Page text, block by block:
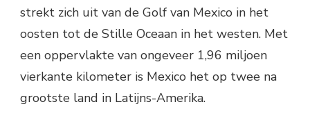
strekt zich uit van de Golf van Mexico in het
oosten tot de Stille Oceaan in het westen. Met
een oppervlakte van ongeveer 1,96 miljoen
vierkante kilometer is Mexico het op twee na
grootste land in Latijns-Amerika.